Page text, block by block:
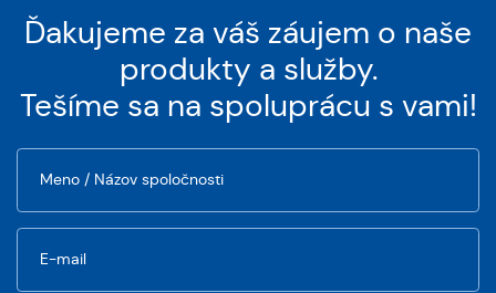
Ďakujeme za váš záujem o naše
produkty a služby.
Tešíme sa na spoluprácu s vami!
Meno / Názov spoločnosti
E-mail